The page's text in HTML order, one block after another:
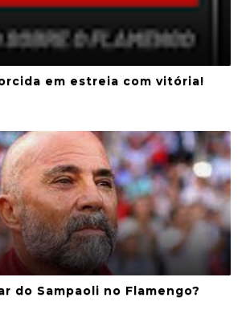
em estreia com vitória!
do Sampaoli no Flamengo?